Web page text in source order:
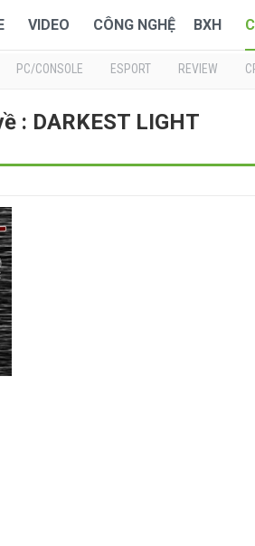
VIDEO CÔNG NGHỆ BXH
PC/CONSOLE ESPORT REVIEW
: DARKEST LIGHT